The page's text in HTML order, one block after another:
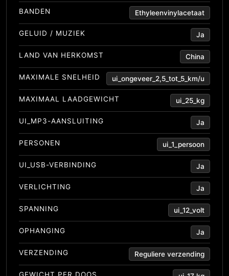
BANDEN Ethyleenvinylacetaat
GELUID / MUZIEK Ja
LAND VAN HERKOMST China
MAXIMALE SNELHEID ui_ongeveer_2,5_tot_5_km/u
MAXIMAAL LAADGEWICHT ui_25_kg
UI_MP3-AANSLUITING Ja
PERSONEN ui_1_persoon
UI_USB-VERBINDING Ja
VERLICHTING Ja
SPANNING ui_12_volt
OPHANGING Ja
VERZENDING Reguliere verzending
GEWICHT PER DOOS